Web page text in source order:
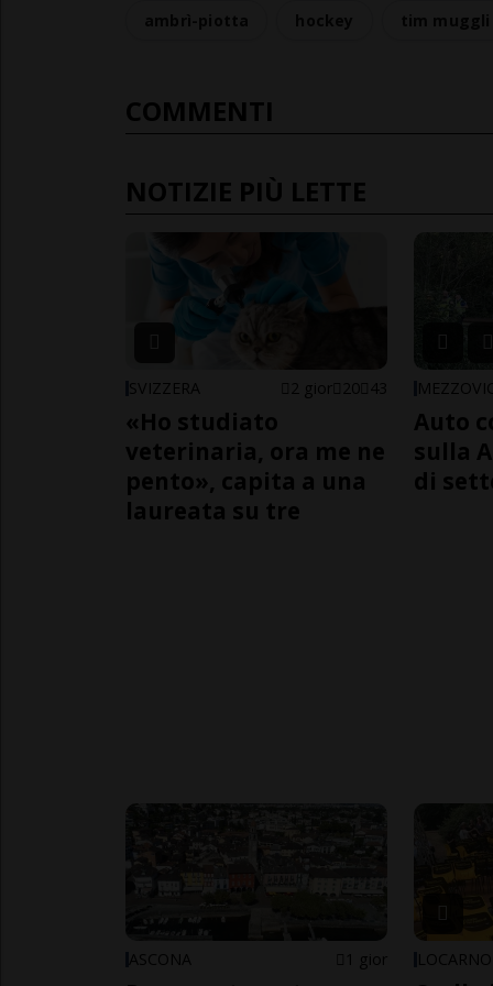
COMMENTI
NOTIZIE PIÙ LETTE
SVIZZERA 2 gior 20 43
«Ho studiato
veterinaria, ora me ne
pento», capita a una
laureata su tre
Auto
sulla
di
ASCONA 1 gior LOCARNO